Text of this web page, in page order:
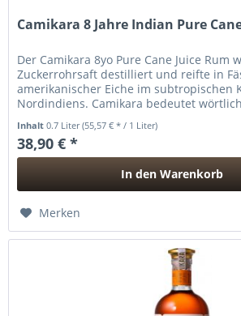
Camikara 8 Jahre Indian Pure
Der Camikara 8yo Pure Cane Juice Rum
Zuckerrohrsaft destilliert und reifte in
amerikanischer Eiche im subtropischen
Nordindiens. Camikara bedeutet
Inhalt0.7 Liter(55,57 € * / 1 Liter)
38,90 € *
In den Warenkorb
Merken